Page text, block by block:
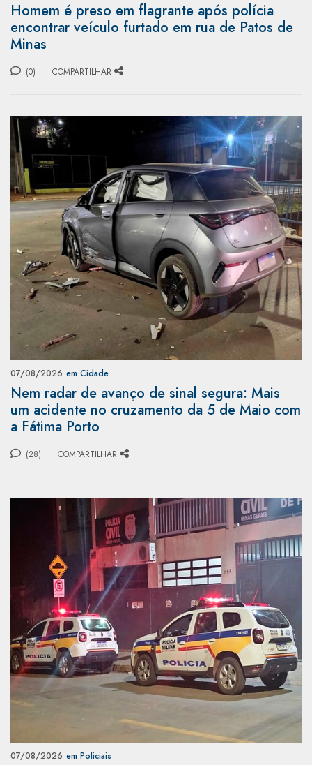
Homem é preso em flagrante após polícia
encontrar veículo furtado em rua de Patos de
Minas
(0) COMPARTILHAR
07/08/2026 em Cidade
Nem radar de avanço de sinal segura: Mais
um acidente no cruzamento da 5 de Maio com
a Fátima Porto
(28) COMPARTILHAR
07/08/2026 em Policiais